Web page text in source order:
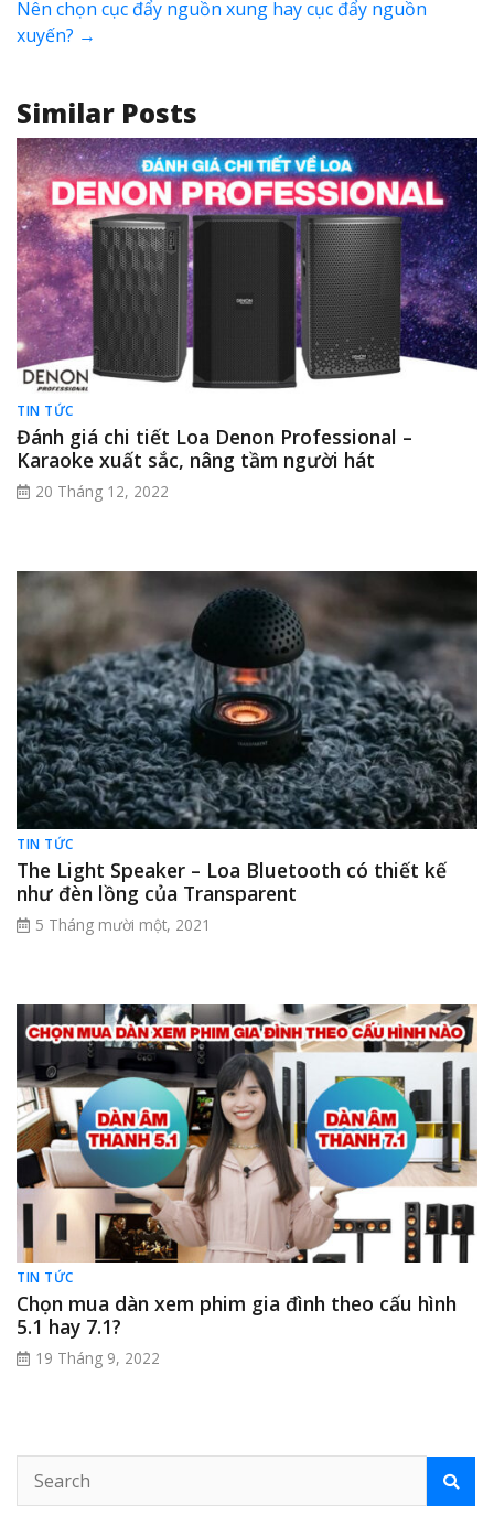
Nên chọn cục đẩy nguồn xung hay cục đẩy nguồn
xuyến? →
Similar Posts
TIN TỨC
Đánh giá chi tiết Loa Denon Professional –
Karaoke xuất sắc, nâng tầm người hát
20 Tháng 12, 2022
TIN TỨC
The Light Speaker – Loa Bluetooth có thiết kế
như đèn lồng của Transparent
5 Tháng mười một, 2021
TIN TỨC
Chọn mua dàn xem phim gia đình theo cấu hình
5.1 hay 7.1?
19 Tháng 9, 2022